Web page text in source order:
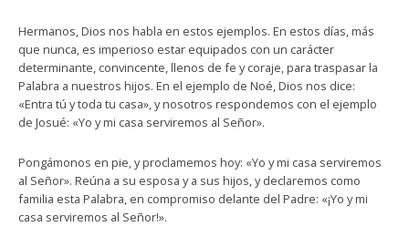
Hermanos, Dios nos habla en estos ejemplos. En estos días, más
que nunca, es imperioso estar equipados con un carácter
determinante, convincente, llenos de fe y coraje, para traspasar la
Palabra a nuestros hijos. En el ejemplo de Noé, Dios nos dice:
«Entra tú y toda tu casa», y nosotros respondemos con el ejemplo
de Josué: «Yo y mi casa serviremos al Señor».
Pongámonos en pie, y proclamemos hoy: «Yo y mi casa serviremos
al Señor». Reúna a su esposa y a sus hijos, y declaremos como
familia esta Palabra, en compromiso delante del Padre: «¡Yo y mi
casa serviremos al Señor!».